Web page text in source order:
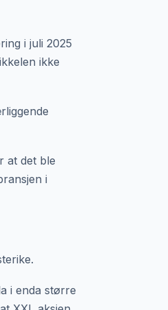
i juli 2025
ikke
at det ble
i
i enda større